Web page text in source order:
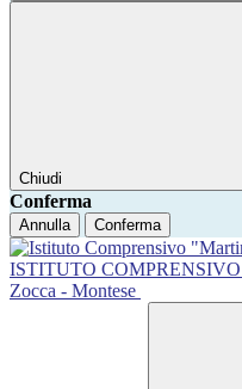
Chiudi
Conferma
Annulla Conferma
ISTITUTO COMPRENSIVO
Zocca - Montese